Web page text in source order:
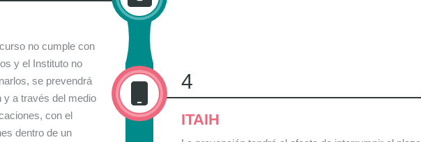
no cumple con
y el Instituto no
se prevendrá
y a través del medio
con el
dentro de un
4
ITAIH